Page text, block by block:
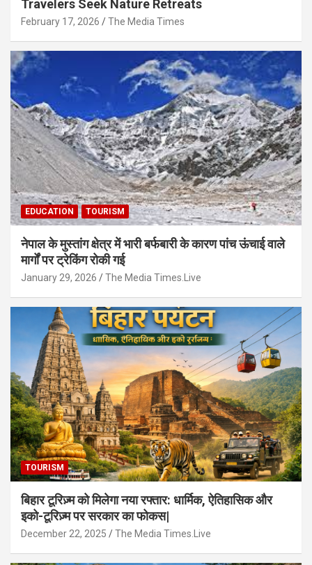
Travelers Seek Nature Retreats
February 17, 2026 The Media Times
EDUCATION TOURISM
नेपाल के मुस्तांग क्षेत्र में भारी बर्फबारी के कारण पांच ऊंचाई वाले
मार्गों पर ट्रेकिंग रोकी गई
January 29, 2026 The Media Times.Live
TOURISM
बिहार टूरिज़्म को मिलेगा नया रफ्तार: धार्मिक, ऐतिहासिक और
इको-टूरिज़्म पर सरकार का फोकस|
December 22, 2025 The Media Times.Live